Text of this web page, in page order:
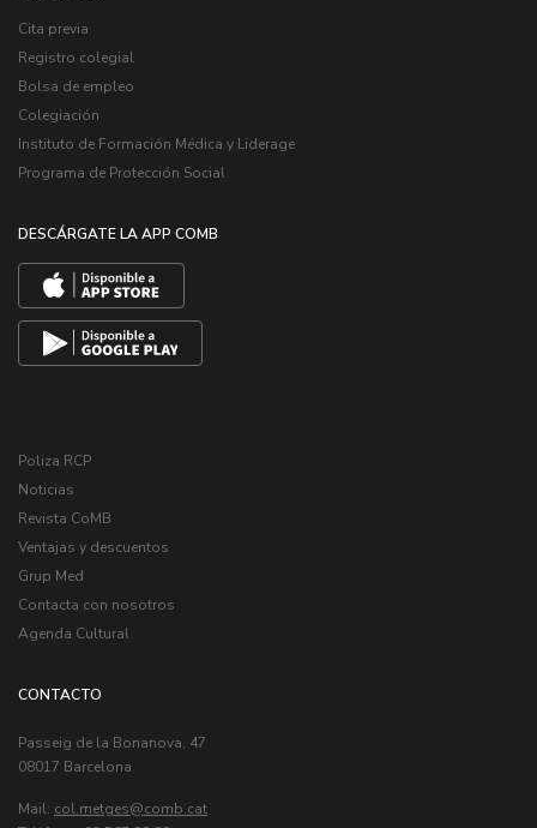
Cita previa
Registro colegial
Bolsa de empleo
Colegiación
Instituto de Formación Médica y Liderage
Programa de Protección Social
DESCÁRGATE LA APP COMB
Poliza RCP
Noticias
Revista CoMB
Ventajas y descuentos
Grup Med
Contacta con nosotros
Agenda Cultural
CONTACTO
Passeig de la Bonanova, 47
08017 Barcelona
Mail: col.metges